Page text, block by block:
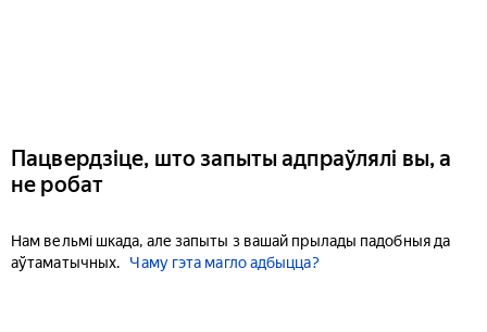
Пацвердзіце, што запыты адпраўлялі вы, а
не робат
Нам вельмі шкада, але запыты з вашай прылады падобныя да
аўтаматычных.
Чаму гэта магло адбыцца?